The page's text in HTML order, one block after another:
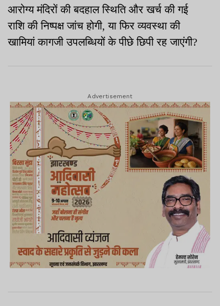
आरोग्य मंदिरों की बदहाल स्थिति और खर्च की गई
राशि की निष्पक्ष जांच होगी, या फिर व्यवस्था की
खामियां कागजी उपलब्धियों के पीछे छिपी रह जाएंगी?
Advertisement